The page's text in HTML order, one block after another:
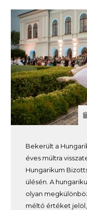
Bekerült a
éves múltra
Hungarikum
ülésén. A
olyan
méltó értéket